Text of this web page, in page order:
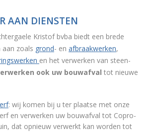
AAN DIENSTEN
Kristof bvba biedt een brede
zoals grond- en afbraakwerken,
en het verwerken van steen-
ook uw bouwafval tot nieuwe
: wij komen bij u ter plaatse met onze
en verwerken uw bouwafval tot Copro-
dat opnieuw verwerkt kan worden tot